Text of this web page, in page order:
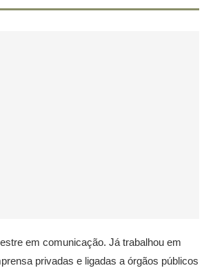
em comunicação. Já trabalhou em
privadas e ligadas a órgãos públicos